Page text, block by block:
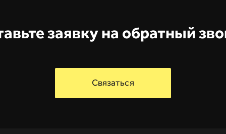
заявку на обратный
Связаться